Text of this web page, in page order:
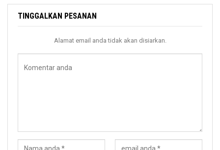
TINGGALKAN PESANAN
Alamat email anda tidak akan disiarkan.